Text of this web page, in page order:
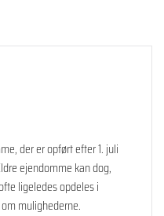
der er opført efter 1. juli
ejendomme kan dog,
ligeledes opdeles i
mulighederne.